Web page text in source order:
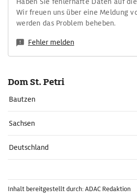
Wir freuen uns über eine Meldung
werden das Problem beheben.
Fehler melden
Dom St. Petri
Bautzen
Sachsen
Deutschland
Inhalt bereitgestellt durch: ADAC Redaktion